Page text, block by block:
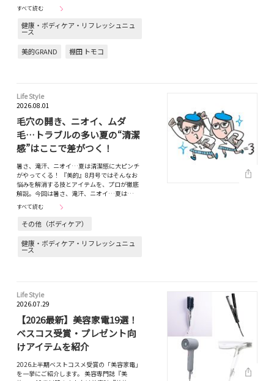
すべて読む
健康・ボディケア・リフレッシュニュ
ース
美的GRAND
棚田 トモコ
Life Style
2026.08.01
毛穴の開き、ニオイ、ムダ
毛…トラブルの多い夏の“清潔
感”はここで差がつく！
暑さ、滝汗、ニオイ…夏は清潔感に大ピンチ
がやってくる！ 『美的』8月号ではそんなお
悩みを解消する技とアイテムを、プロが徹底
解説。今回は暑さ、滝汗、ニオイ…夏は…
すべて読む
その他（ボディケア）
健康・ボディケア・リフレッシュニュ
ース
Life Style
2026.07.29
【2026最新】美容家電19選！
ベスコス受賞・プレゼント向
けアイテムを紹介
2026上半期ベストコスメ受賞の「美容家電」
を一挙にご紹介します。 美容専門誌『美